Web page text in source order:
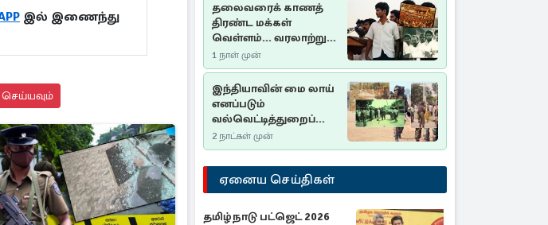
இல் இணைந்து
தலைவரைக் காணத்
திரண்ட மக்கள்
வெள்ளம்... வரலாற்றுச்
சிறப்புமிக்க சுதுமலைப்
பிரகடனம்…
1 நாள் முன்
இந்தியாவின் மை லாய்
எனப்படும்
வல்வெட்டித்துறைப்
படுகொலை…
2 நாட்கள் முன்
ஏனைய செய்திகள்
தமிழ்நாடு பட்ஜெட் 2026